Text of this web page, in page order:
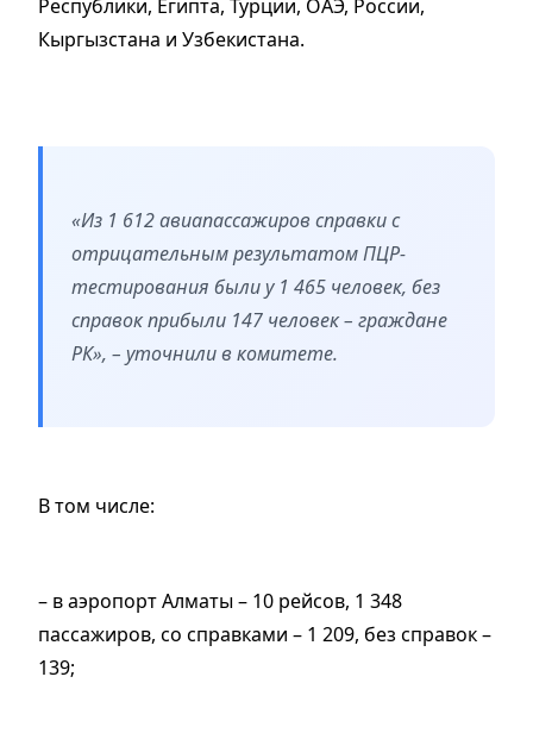
Республики, Египта, Турции, ОАЭ, России,
Кыргызстана и Узбекистана.
«Из 1 612 авиапассажиров справки с
отрицательным результатом ПЦР-
тестирования были у 1 465 человек, без
справок прибыли 147 человек – граждане
РК», – уточнили в комитете.
В том числе:
– в аэропорт Алматы – 10 рейсов, 1 348
пассажиров, со справками – 1 209, без справок –
139;